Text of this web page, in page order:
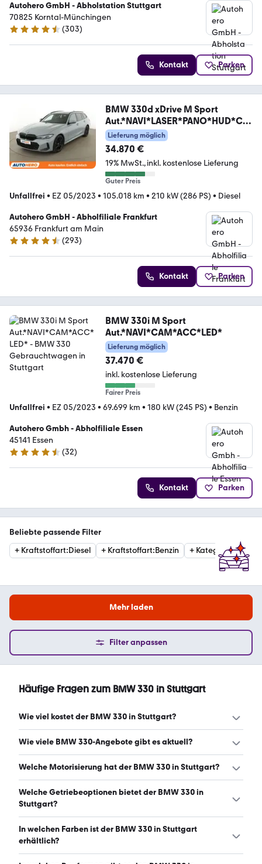
Autohero GmbH - Abholstation Stuttgart
70825 Korntal-Münchingen
4.4 Sterne
(303)
Kontakt Parken
BMW 330d xDrive M Sport
Aut.*NAVI*LASER*PANO*HUD*CA
M
Lieferung möglich
34.870 €
19% MwSt. inkl. kostenlose Lieferung
Guter Preis
Unfallfrei • EZ 05/2023 • 105.018 km • 210 kW (286 PS) • Diesel
Autohero GmbH - Abholfiliale Frankfurt
65936 Frankfurt am Main
4.6 Sterne
(293)
Kontakt Parken
BMW 330i M Sport
Aut.*NAVI*CAM*ACC*LED*
Lieferung möglich
37.470 €
inkl. kostenlose Lieferung
Fairer Preis
Unfallfrei • EZ 05/2023 • 69.699 km • 180 kW (245 PS) • Benzin
Autohero Gmbh - Abholfiliale Essen
45141 Essen
4.7 Sterne
(32)
Kontakt Parken
Beliebte passende Filter
+ Kraftstoffart:Diesel + Kraftstoffart:Benzin + Kategorie:
Mehr laden
Filter anpassen
Häufige Fragen zum BMW 330 in Stuttgart
Wie viel kostet der BMW 330 in Stuttgart?
Ein guter Preis für einen BMW 330 in Stuttgart liegt
starten ab 420 € monatlich. (Stand: 8.8.2026)
Wie viele BMW 330-Angebote gibt es aktuell?
Es gibt insgesamt 141 BMW 330 bei mobile.de, davon 136
Welche Motorisierung hat der BMW 330 in Stuttgart?
Der BMW 330 in Stuttgart hat Leistungen zwischen 184
und 292 PS. (Stand: 8.8.2026)
Welche Getriebeoptionen bietet der BMW 330 in
Stuttgart?
Der BMW 330 in Stuttgart ist mit automatischem und
manuellem Getriebe erhältlich. (Stand: 8.8.2026)
In welchen Farben ist der BMW 330 in Stuttgart
erhältlich?